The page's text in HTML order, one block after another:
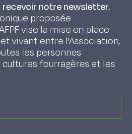
notre newsletter.
proposée
vise la mise en place
vivant entre l'Association,
les personnes
fourragères et les